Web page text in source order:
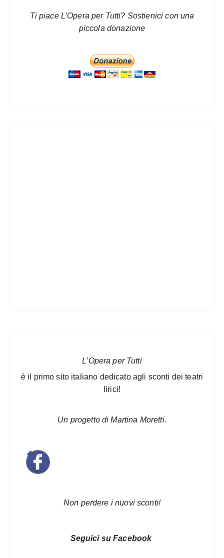
Ti piace L’Opera per Tutti? Sostienici con una
piccola donazione
L’Opera per Tutti
è il primo sito italiano dedicato agli sconti dei teatri
lirici!
Un progetto di Martina Moretti.
Non perdere i nuovi sconti!
Seguici su Facebook